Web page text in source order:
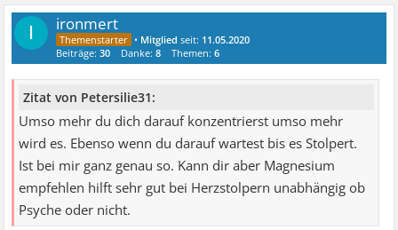
I ironmert
• Mitglied seit: 11.05.2020
Beiträge:30 Danke:8 Themen:6
Zitat von Petersilie31:
Umso mehr du dich darauf konzentrierst umso mehr
wird es. Ebenso wenn du darauf wartest bis es Stolpert.
Ist bei mir ganz genau so. Kann dir aber Magnesium
empfehlen hilft sehr gut bei Herzstolpern unabhängig ob
Psyche oder nicht.